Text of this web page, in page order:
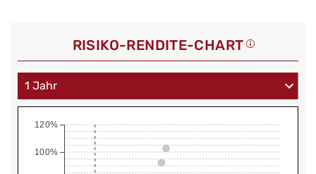
RISIKO-RENDITE-CHART
100%
120%